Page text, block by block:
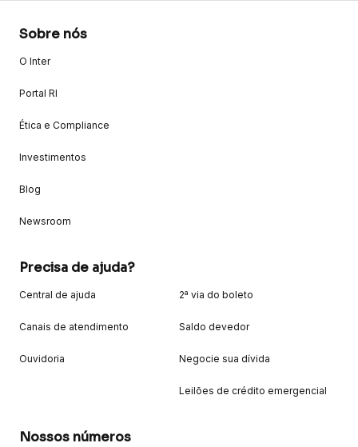
Sobre nós
O Inter
Portal RI
Ética e Compliance
Investimentos
Blog
Newsroom
Precisa de ajuda?
Central de ajuda
Canais de atendimento
Ouvidoria
2ª via do boleto
Saldo devedor
Negocie sua dívida
Leilões de crédito emergencial
Nossos números